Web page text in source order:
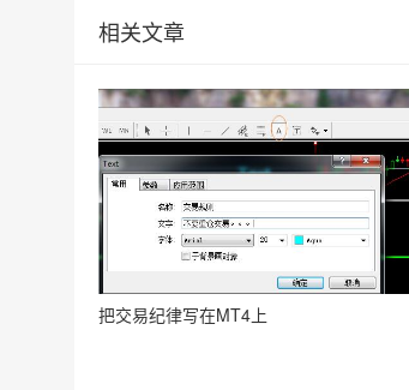
相关文章
把交易纪律写在MT4上